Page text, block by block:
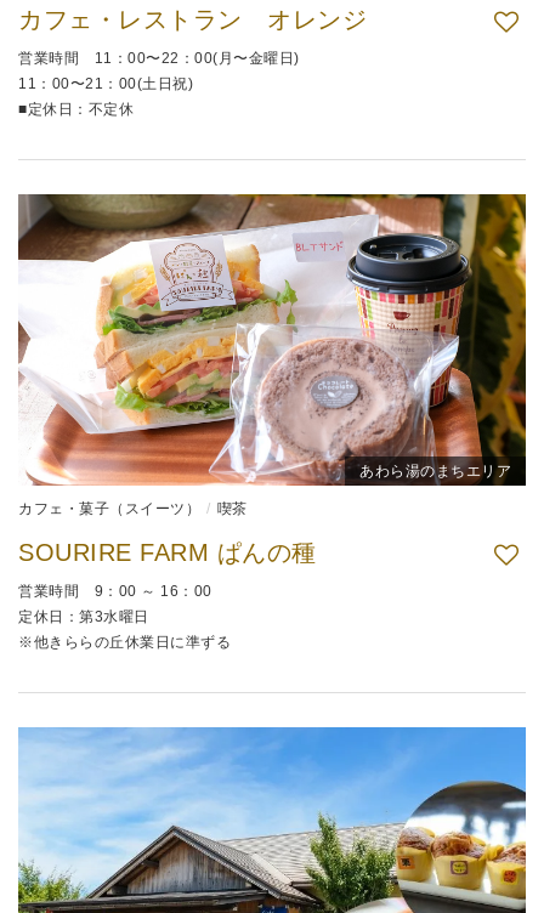
カフェ・レストラン オレンジ
営業時間 11：00〜22：00(月〜金曜日)
11：00〜21：00(土日祝)
■定休日：不定休
あわら湯のまちエリア
カフェ・菓子（スイーツ） 喫茶
SOURIRE FARM ぱんの種
営業時間 9：00 ～ 16：00
定休日：第3水曜日
※他きららの丘休業日に準ずる